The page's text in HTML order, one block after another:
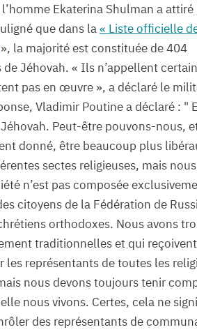
Ekaterina Shulman a attiré
que dans la« Liste officielle
», la majorité est constituée de 404
Jéhovah. « Ils n’appellent
pas en œuvre », a déclaré le
Vladimir Poutine a déclaré : "
Peut-être pouvons-nous,
donné, être beaucoup plus
sectes religieuses, mais
n’est pas composée
citoyens de la Fédération de
orthodoxes. Nous avons
traditionnelles et qui reçoivent
les représentants de toutes les
nous devons toujours tenir
nous vivons. Certes, cela ne
des représentants de